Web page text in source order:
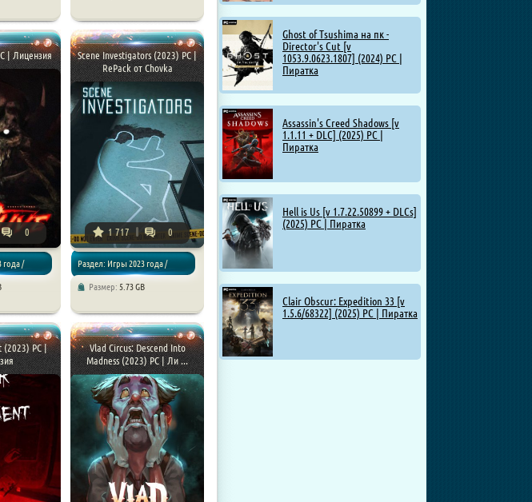
Ghost of Tsushima на пк -
Director's Cut [v
1053.9.0623.1807] (2024) PC |
Пиратка
Assassin's Creed Shadows [v
1.1.11 + DLC] (2025) PC |
Пиратка
Hell is Us [v 1.7.22.50899 + DLCs]
(2025) PC | Пиратка
Clair Obscur: Expedition 33 [v
1.5.6/68322] (2025) PC | Пиратка
| Лицензия
0
года /
Scene Investigators (2023) PC |
RePack от Chovka
1 717 0
Раздел: Игры 2023 года /
Размер: 5.73 GB
PC |
Vlad Circus: Descend Into
Madness (2023) PC | Ли ...